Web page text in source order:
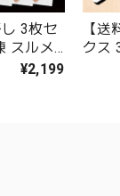
3枚セ
スルメ
ってお
¥2,199
【
クス